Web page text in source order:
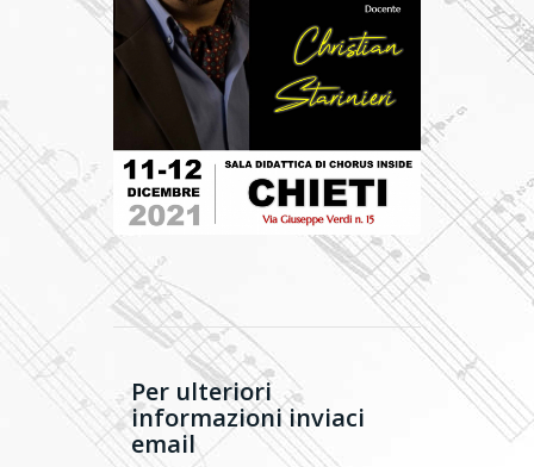
Per ulteriori
informazioni inviaci
email